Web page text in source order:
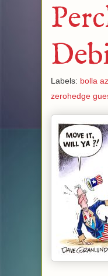
Labels: bolla
zerohedge